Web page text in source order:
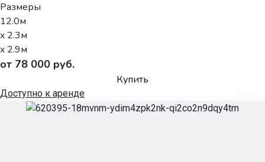
Размеры
12.0м
x 2.3м
x 2.9м
от 78 000 руб.
Купить
Доступно к аренде